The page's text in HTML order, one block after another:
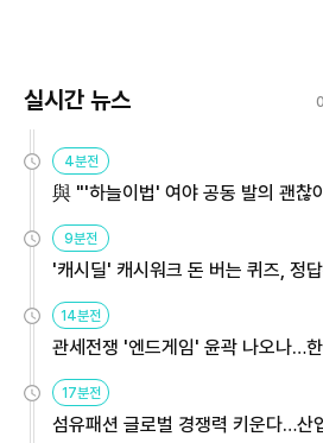
실시간 뉴스
4분전
與 "'하늘이법' 여야 공동 발의 괜찮
9분전
'캐시딜' 캐시워크 돈 버는 퀴즈, 정
14분전
관세전쟁 '엔드게임' 윤곽 나오나…
용해야
17분전
섬유패션 글로벌 경쟁력 키운다…